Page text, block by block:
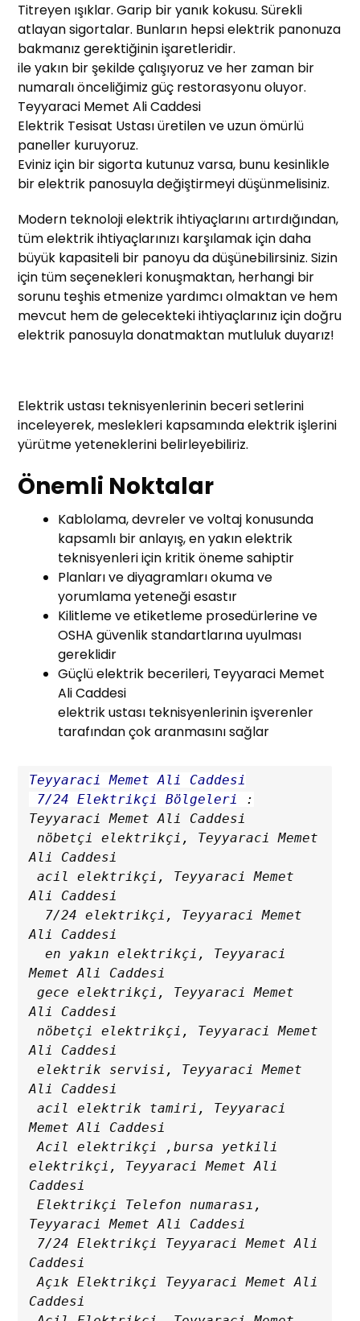
Titreyen ışıklar. Garip bir yanık kokusu. Sürekli
atlayan sigortalar. Bunların hepsi elektrik panonuza
bakmanız gerektiğinin işaretleridir.
ile yakın bir şekilde çalışıyoruz ve her zaman bir
numaralı önceliğimiz güç restorasyonu oluyor.
Teyyaraci Memet Ali Caddesi
Elektrik Tesisat Ustası üretilen ve uzun ömürlü
paneller kuruyoruz.
Eviniz için bir sigorta kutunuz varsa, bunu kesinlikle
bir elektrik panosuyla değiştirmeyi düşünmelisiniz.
Modern teknoloji elektrik ihtiyaçlarını artırdığından,
tüm elektrik ihtiyaçlarınızı karşılamak için daha
büyük kapasiteli bir panoyu da düşünebilirsiniz. Sizin
için tüm seçenekleri konuşmaktan, herhangi bir
sorunu teşhis etmenize yardımcı olmaktan ve hem
mevcut hem de gelecekteki ihtiyaçlarınız için doğru
elektrik panosuyla donatmaktan mutluluk duyarız!
Elektrik ustası teknisyenlerinin beceri setlerini
inceleyerek, meslekleri kapsamında elektrik işlerini
yürütme yeteneklerini belirleyebiliriz.
Önemli Noktalar
Kablolama, devreler ve voltaj konusunda
kapsamlı bir anlayış, en yakın elektrik
teknisyenleri için kritik öneme sahiptir
Planları ve diyagramları okuma ve
yorumlama yeteneği esastır
Kilitleme ve etiketleme prosedürlerine ve
OSHA güvenlik standartlarına uyulması
gereklidir
Güçlü elektrik becerileri, Teyyaraci Memet
Ali Caddesi
elektrik ustası teknisyenlerinin işverenler
tarafından çok aranmasını sağlar
Teyyaraci Memet Ali Caddesi
7/24 Elektrikçi Bölgeleri
:
Teyyaraci Memet Ali Caddesi
nöbetçi elektrikçi, Teyyaraci Memet
Ali Caddesi
acil elektrikçi, Teyyaraci Memet
Ali Caddesi
7/24 elektrikçi, Teyyaraci Memet
Ali Caddesi
en yakın elektrikçi, Teyyaraci
Memet Ali Caddesi
gece elektrikçi, Teyyaraci Memet
Ali Caddesi
nöbetçi elektrikçi, Teyyaraci Memet
Ali Caddesi
elektrik servisi, Teyyaraci Memet
Ali Caddesi
acil elektrik tamiri, Teyyaraci
Memet Ali Caddesi
Acil elektrikçi ,bursa yetkili
elektrikçi, Teyyaraci Memet Ali
Caddesi
Elektrikçi Telefon numarası,
Teyyaraci Memet Ali Caddesi
Caddesi
Açık Elektrikçi Teyyaraci Memet Ali
Caddesi